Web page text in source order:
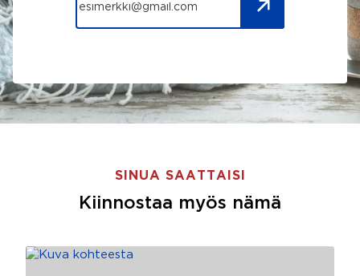
SINUA SAATTAISI
Kiinnostaa myös nämä